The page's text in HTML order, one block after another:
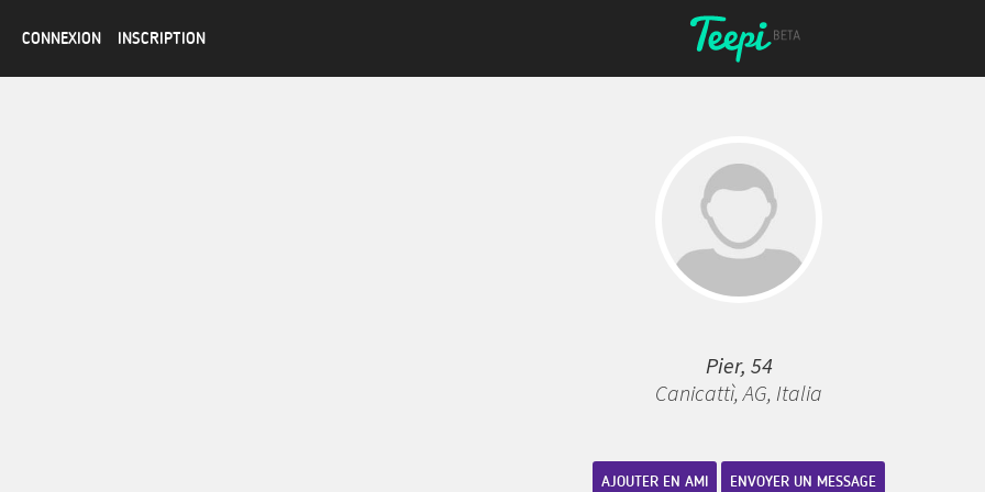
CONNEXION INSCRIPTION
Pier, 54
Canicattì, AG, Italia
AJOUTER EN AMI ENVOYER UN MESSAGE